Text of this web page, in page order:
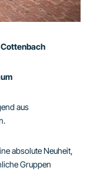
aus
absolute Neuheit,
Gruppen